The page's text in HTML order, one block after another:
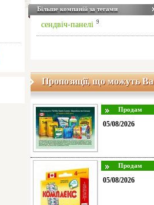
Більше компаній за тегами
сендвіч-панелі 9
Пропозиції, що можуть
05/08/2026
05/08/2026